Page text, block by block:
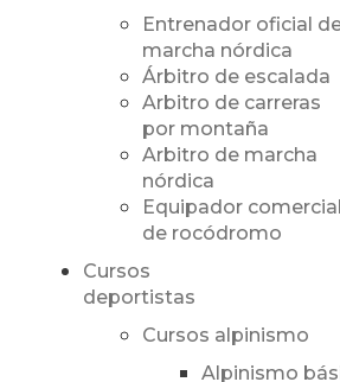
Entrenador oficial
marcha nórdica
Árbitro de escalada
Arbitro de carreras
por montaña
Arbitro de marcha
nórdica
Equipador comercial
de rocódromo
Cursos
deportistas
Cursos alpinismo
Alpinismo